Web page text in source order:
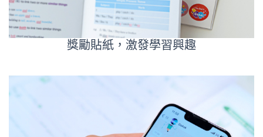
獎勵貼紙，激發學習興趣